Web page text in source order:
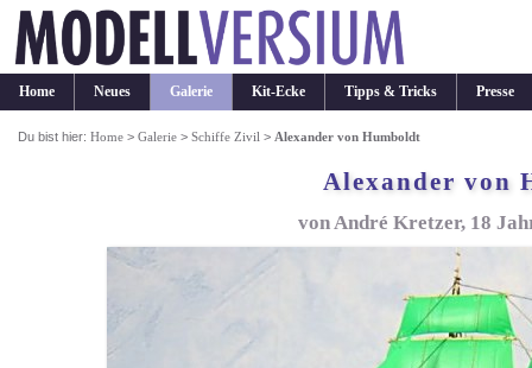
Home Neues Galerie Kit-Ecke Tipps & Tricks Presse
Du bist hier:Home >Galerie >Schiffe Zivil > Alexander von Humboldt
Alexander von
von André Kretzer, 18